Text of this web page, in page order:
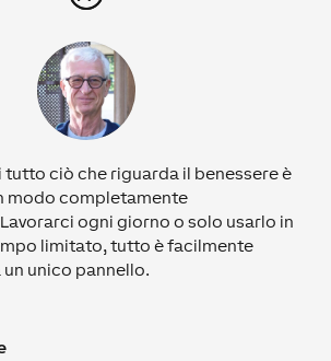
tutto ciò che riguarda il benessere è
modo completamente
ogni giorno o solo usarlo in
limitato, tutto è facilmente
unico pannello.